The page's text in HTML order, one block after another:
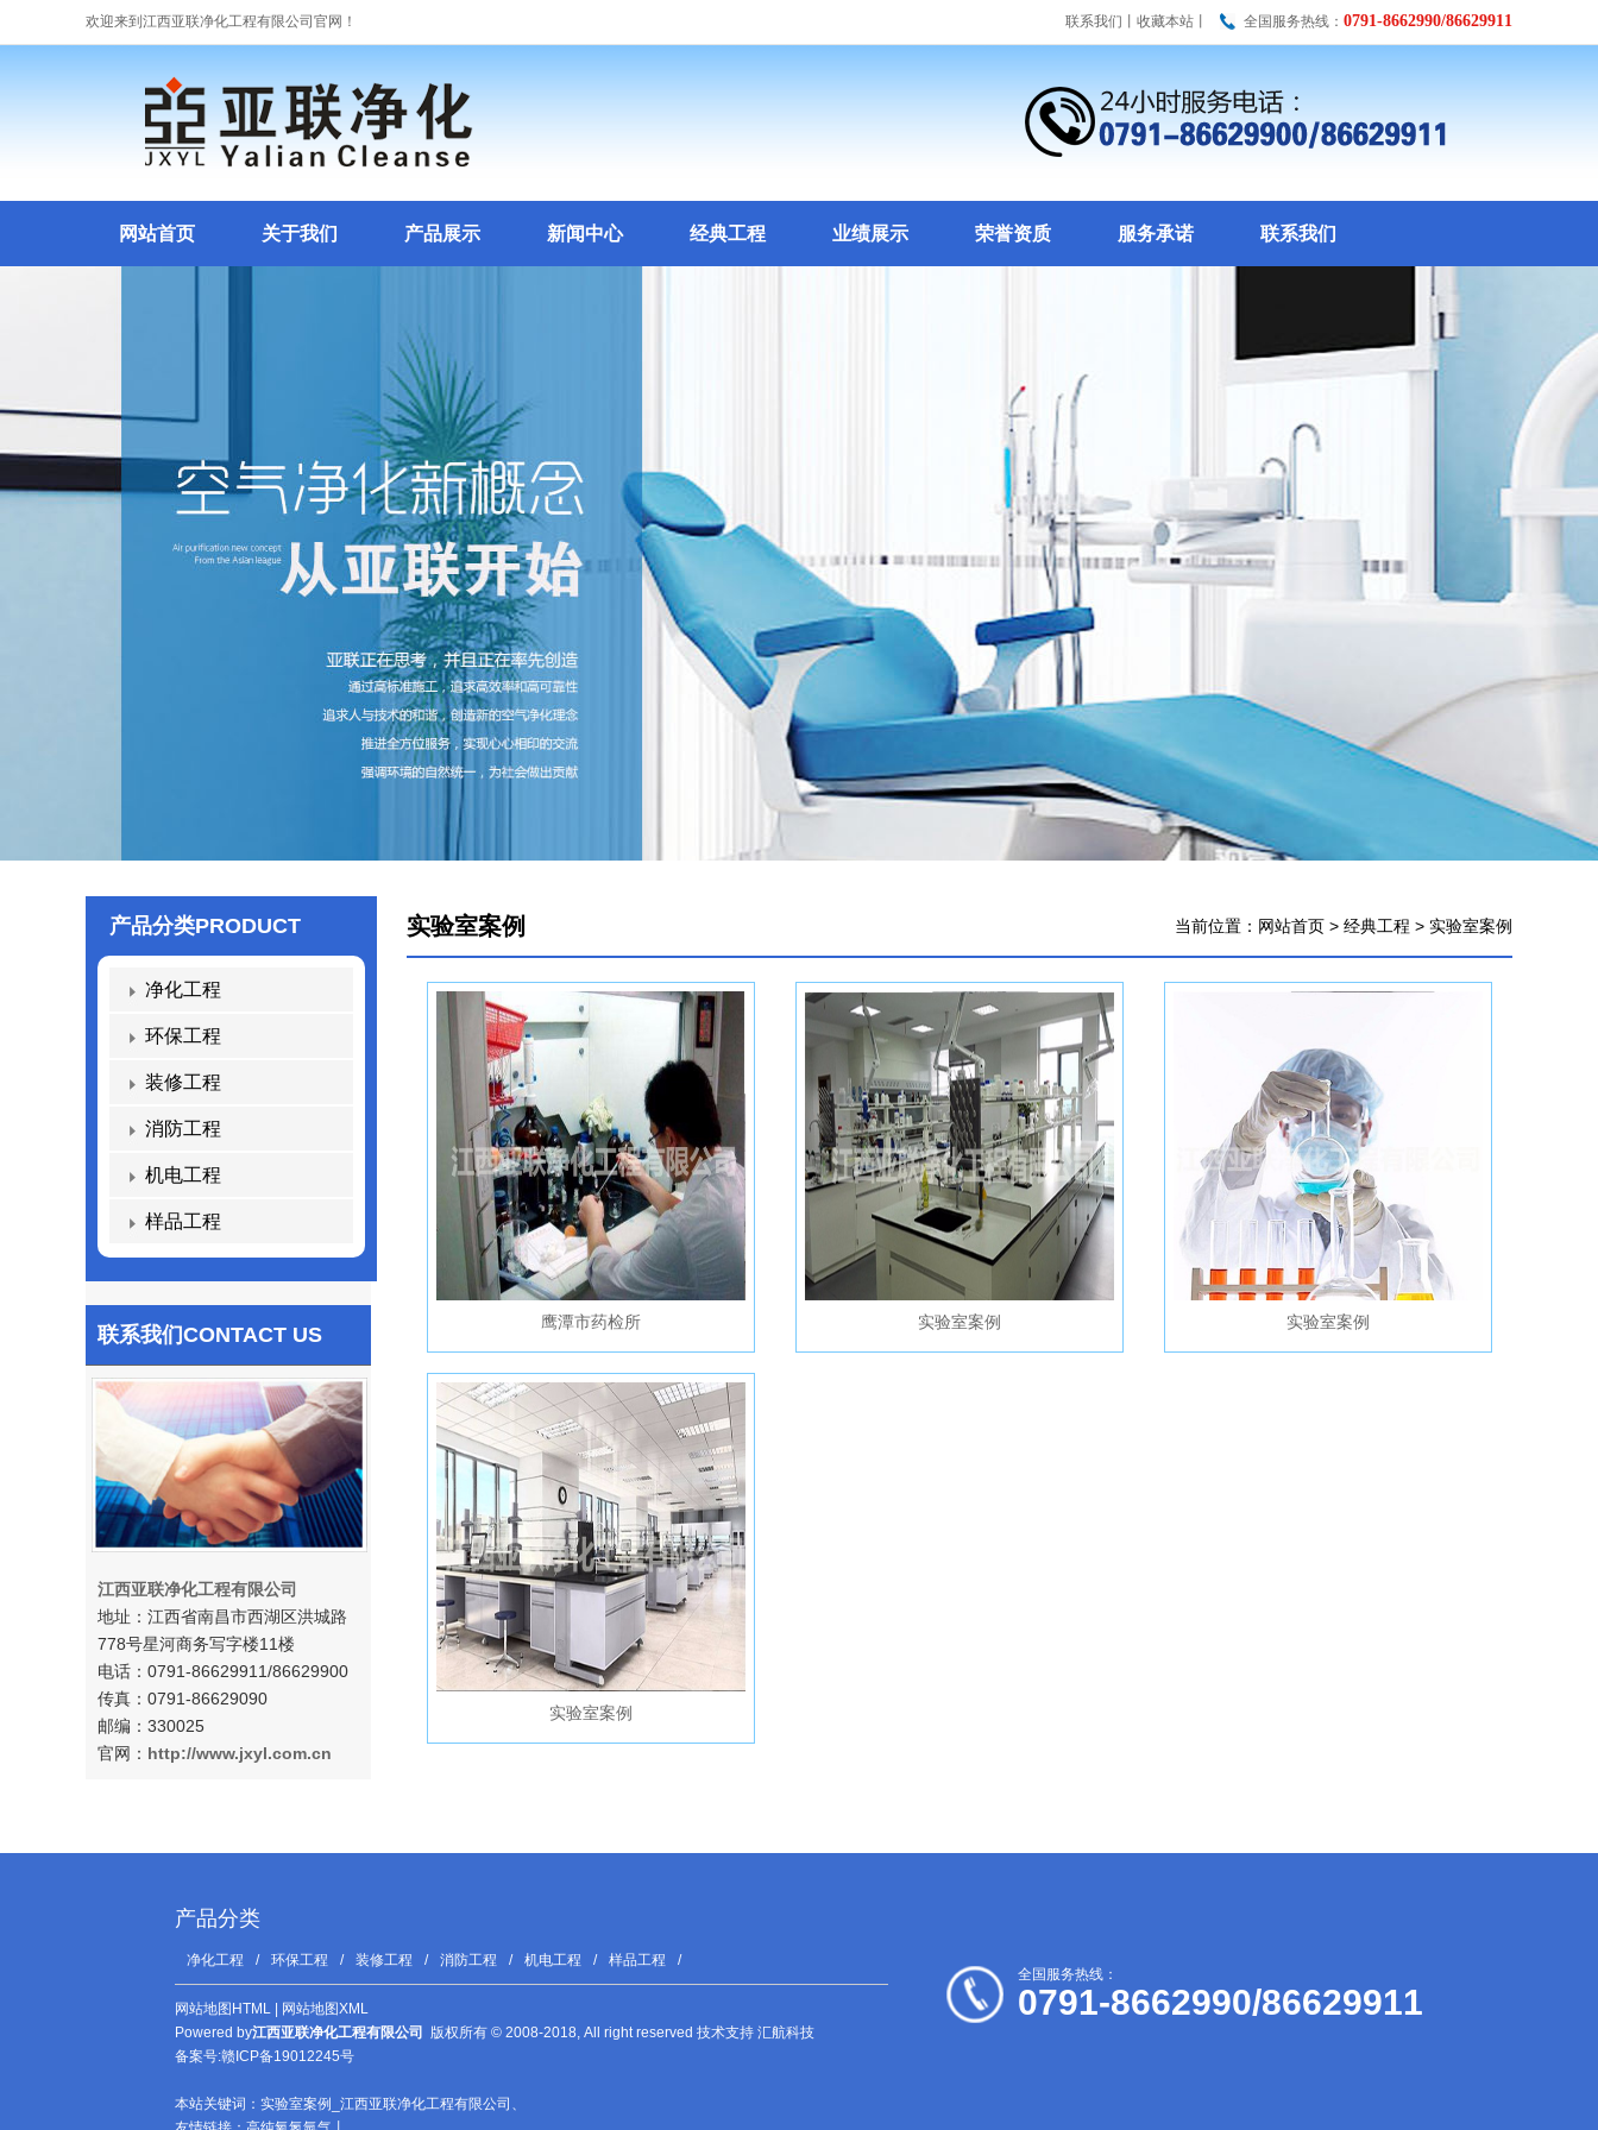
联系我们 收藏本站 全国服务热线： 0791-8662990/86629911
欢迎来到江西亚联净化工程有限公司官网！
网站首页 关于我们 产品展示 新闻中心 经典工程 业绩展示 荣誉资质 服务承诺 联系我们
当前位置： 网站首页 > 经典工程 > 实验室案例
实验室案例
鹰潭市药检所 实验室案例 实验室案例
实验室案例
产品分类PRODUCT
净化工程
环保工程
装修工程
消防工程
机电工程
样品工程
联系我们CONTACT US
江西亚联净化工程有限公司
地址： 江西省南昌市西湖区洪城路
778号星河商务写字楼11楼
电话：0791-86629911/86629900
传真：0791-86629090
邮编：330025
官网： http://www.jxyl.com.cn
全国服务热线：
0791-8662990/86629911
产品分类
净化工程 / 环保工程 / 装修工程 / 消防工程 / 机电工程 / 样品工程 /
网站地图HTML
网站地图XML
Powered by江西亚联净化工程有限公司
版权所有 © 2008-2018, All right reserved 技术支持 汇航科技
备案号:赣ICP备19012245号
本站关键词： 实验室案例_江西亚联净化工程有限公司 、